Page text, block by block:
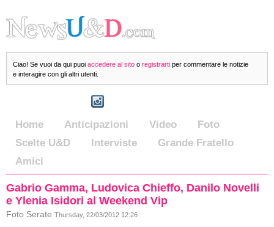
Ciao! Se vuoi da qui puoi accedere al sito o registrarti per commentare le notizie
e interagire con gli altri utenti.
Home Anticipazioni Video
Foto
Scelte U&D
Interviste
Grande Fratello
Amici
Gabrio Gamma, Ludovica Chieffo, Danilo Novelli
e Ylenia Isidori al Weekend Vip
Foto Serate Thursday, 22/03/2012 12:26